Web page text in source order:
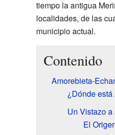
tiempo la antigua
localidades, de las
municipio actual.
Contenido
Amorebieta-
¿Dónde
Un Vistazo
El